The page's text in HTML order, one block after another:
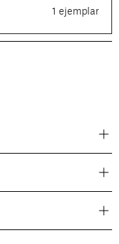
1 ejemplar